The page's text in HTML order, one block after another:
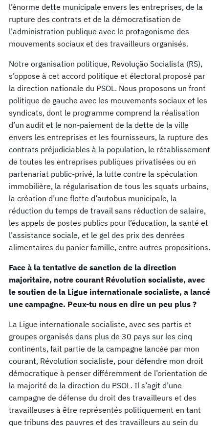
l’énorme dette municipale envers les entreprises, de la
rupture des contrats et de la démocratisation de
l’administration publique avec le protagonisme des
mouvements sociaux et des travailleurs organisés.
Notre organisation politique, Revolução Socialista (RS),
s’oppose à cet accord politique et électoral proposé par
la direction nationale du PSOL. Nous proposons un front
politique de gauche avec les mouvements sociaux et les
syndicats, dont le programme comprend la réalisation
d’un audit et le non-paiement de la dette de la ville
envers les entreprises et les fournisseurs, la rupture des
contrats préjudiciables à la population, le rétablissement
de toutes les entreprises publiques privatisées ou en
partenariat public-privé, la lutte contre la spéculation
immobilière, la régularisation de tous les squats urbains,
la création d’une flotte d’autobus municipale, la
réduction du temps de travail sans réduction de salaire,
les appels de postes publics pour l’éducation, la santé et
l’assistance sociale, et le gel des prix des denrées
alimentaires du panier famille, entre autres propositions.
Face à la tentative de sanction de la direction
majoritaire, notre courant Révolution socialiste, avec
le soutien de la Ligue internationale socialiste, a lancé
une campagne. Peux-tu nous en dire un peu plus ?
La Ligue internationale socialiste, avec ses partis et
groupes organisés dans plus de 30 pays sur les cinq
continents, fait partie de la campagne lancée par mon
courant, Révolution socialiste, pour défendre mon droit
démocratique à penser différemment de l’orientation de
la majorité de la direction du PSOL. Il s’agit d’une
campagne de défense du droit des travailleurs et des
travailleuses à être représentés politiquement en tant
que tribuns des pauvres et des travailleurs au sein du